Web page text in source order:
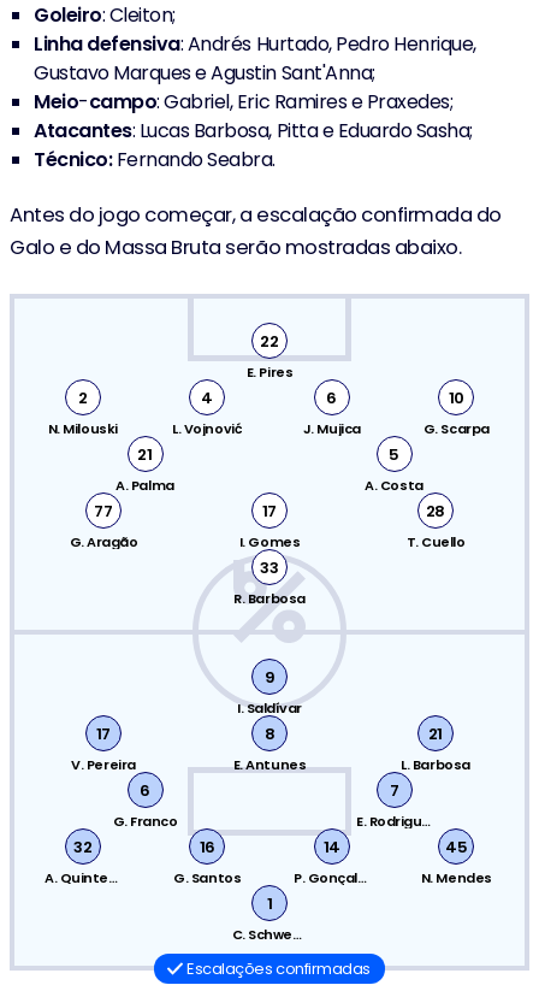
Goleiro: Cleiton;
Linhadefensiva: Andrés Hurtado, Pedro Henrique,
Gustavo Marques e Agustin Sant'Anna;
Meio-campo: Gabriel, Eric Ramires e Praxedes;
Atacantes: Lucas Barbosa, Pitta e Eduardo Sasha;
Técnico:Fernando Seabra.
Antes do jogo começar, a escalação confirmada do
Galo e do Massa Bruta serão mostradas abaixo.
Escalações confirmadas
22
E. Pires
10
G. Scarpa
6
J. Mujica
4
L. Vojnović
2
N. Milouski
5
A. Costa
21
A. Palma
28
T. Cuello
17
I. Gomes
77
G. Aragão
33
R. Barbosa
1
C. Schwengber
32
A. Quintero
16
G. Santos
14
P. Gonçalves
45
N. Mendes
6
G. Franco
7
E. Rodrigues
17
V. Pereira
8
E. Antunes
21
L. Barbosa
9
I. Saldívar